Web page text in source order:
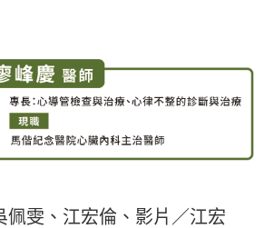
佩雯、江宏倫、影片／江宏